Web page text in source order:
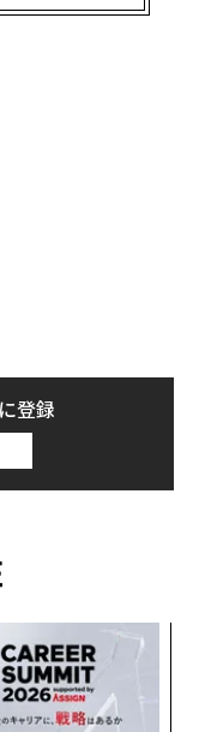
合は46.5％と、人
です。
動きが面白く
回る見込みだそう
に、菅野町長に
と、とてもお若い
登録